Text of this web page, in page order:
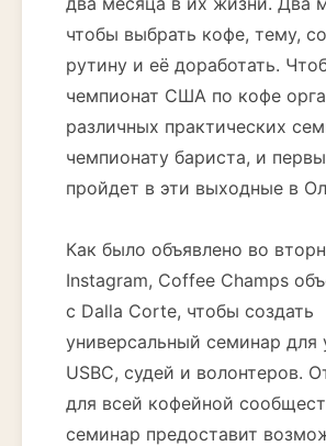
чтобы выбрать кофе, тему,
рутину и её доработать.
чемпионат США по кофе
различных практических
чемпионату бариста, и
пройдет в эти выходные в
Как было объявлено во
Instagram, Coffee Champs
с Dalla Corte, чтобы создать
универсальный семинар для
USBC, судей и волонтеров.
для всей кофейной
семинар предоставит